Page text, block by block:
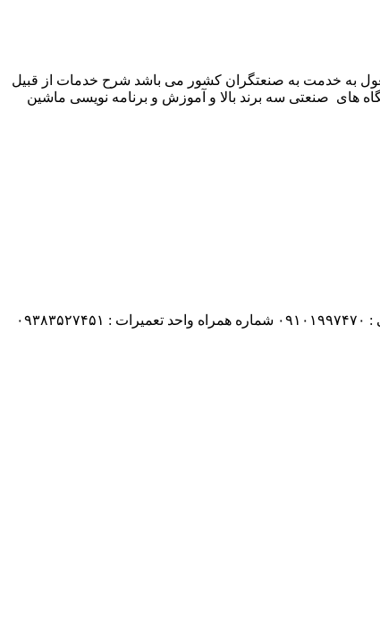
زیمنس المان می باشد مشغول به خدمت به صنعتگران کشور می باشد شرح خدمات از قبیل
های صنعتی سه برند بالا و آموزش و برنامه نویسی ماشین